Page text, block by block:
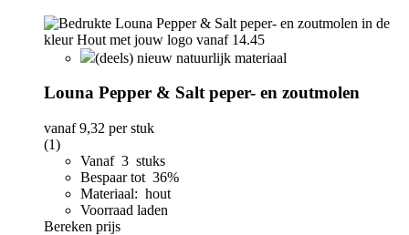
(deels) nieuw natuurlijk materiaal
Louna Pepper & Salt peper- en zoutmolen
vanaf9,32 per stuk
(1)
Vanaf 3 stuks
Bespaar tot 36%
Materiaal: hout
Voorraad laden
Bereken prijs